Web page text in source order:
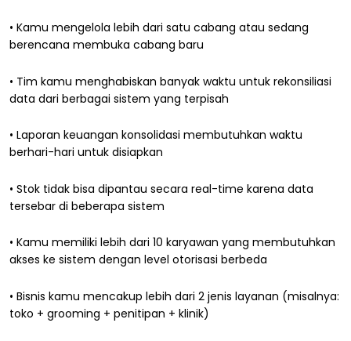
• Kamu mengelola lebih dari satu cabang atau sedang
berencana membuka cabang baru
• Tim kamu menghabiskan banyak waktu untuk rekonsiliasi
data dari berbagai sistem yang terpisah
• Laporan keuangan konsolidasi membutuhkan waktu
berhari-hari untuk disiapkan
• Stok tidak bisa dipantau secara real-time karena data
tersebar di beberapa sistem
• Kamu memiliki lebih dari 10 karyawan yang membutuhkan
akses ke sistem dengan level otorisasi berbeda
• Bisnis kamu mencakup lebih dari 2 jenis layanan (misalnya:
toko + grooming + penitipan + klinik)